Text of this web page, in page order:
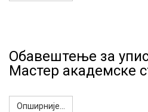
Oбавештење за
Мастер академске
Опширније...